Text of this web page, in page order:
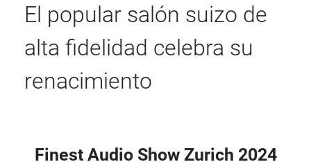
El popular salón suizo de
alta fidelidad celebra su
renacimiento
Finest Audio Show Zurich 2024